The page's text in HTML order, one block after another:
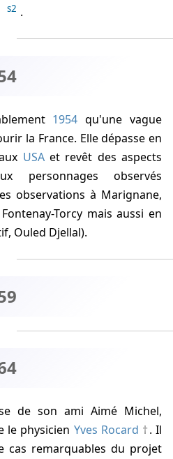
s2 .
1954 qu'une vague
la France. Elle dépasse en
USAet revêt des aspects
personnages observés
observations à Marignane,
Torcy mais aussi en
Ouled Djellal).
de son ami Aimé Michel,
le physicien Yves Rocard
. Il
cas remarquables du projet